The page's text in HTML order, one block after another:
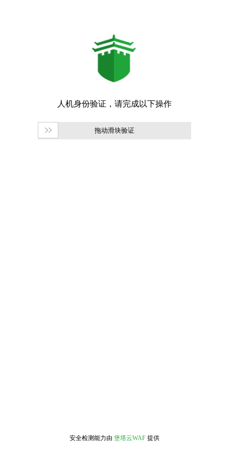
拖动滑块验证
安全检测能力由 堡塔云WAF 提供